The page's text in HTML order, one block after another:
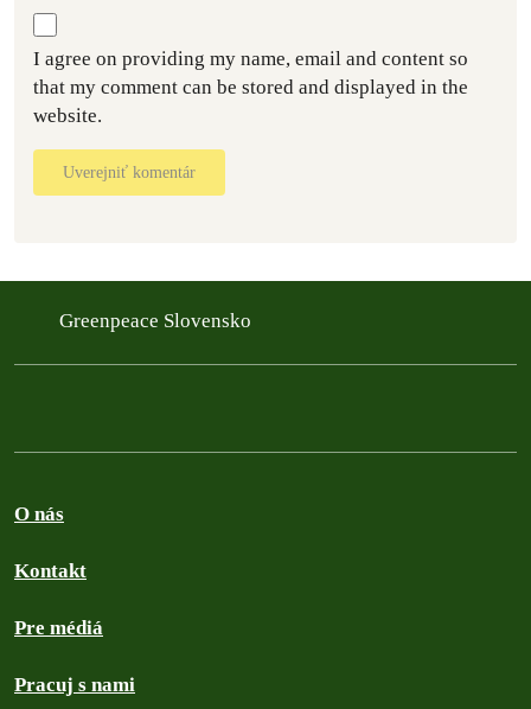
I agree on providing my name, email and content so
that my comment can be stored and displayed in the
website.
Uverejniť komentár
Greenpeace Slovensko
O nás
Kontakt
Pre médiá
Pracuj s nami